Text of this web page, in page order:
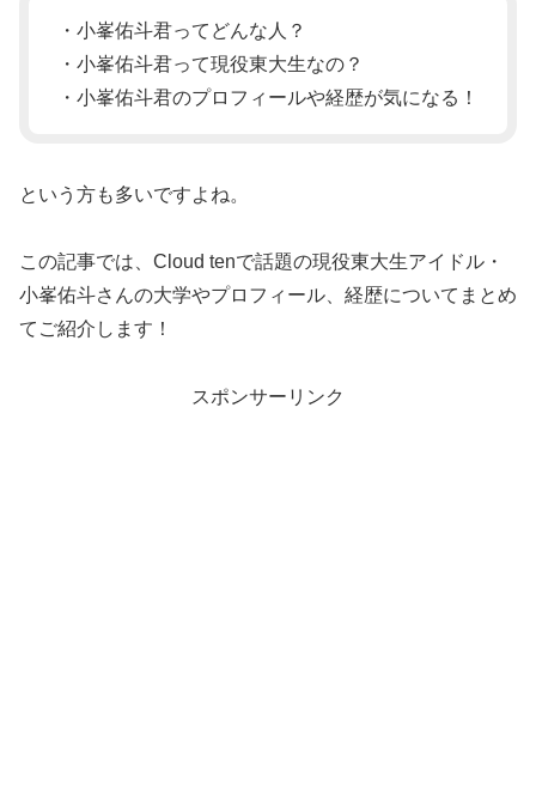
・小峯佑斗君ってどんな人？
・小峯佑斗君って現役東大生なの？
・小峯佑斗君のプロフィールや経歴が気になる！
という方も多いですよね。
この記事では、Cloud tenで話題の現役東大生アイドル・
小峯佑斗さんの大学やプロフィール、経歴についてまとめ
てご紹介します！
スポンサーリンク